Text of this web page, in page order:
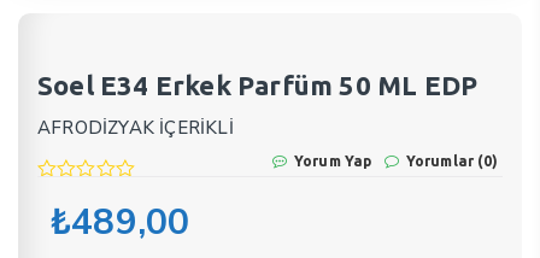
Soel E34 Erkek Parfüm 50 ML EDP
AFRODİZYAK İÇERİKLİ
Yorum Yap Yorumlar (0)
₺489,00